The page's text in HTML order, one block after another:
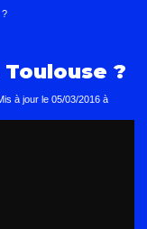
?
?
à jour le 05/03/2016 à